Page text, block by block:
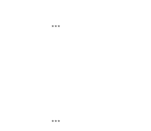
***
***